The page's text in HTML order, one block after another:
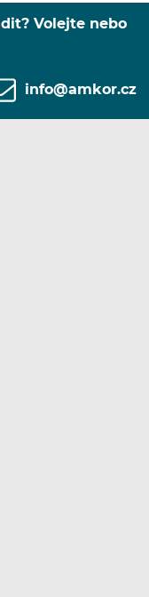
Volejte nebo
info@amkor.cz